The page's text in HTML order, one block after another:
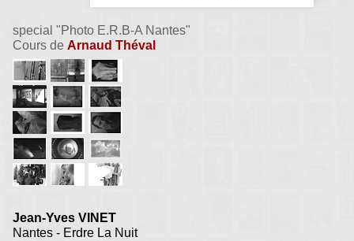
special "Photo E.R.B-A Nantes"
Cours de Arnaud Théval
Jean-Yves VINET
Nantes - Erdre La Nuit